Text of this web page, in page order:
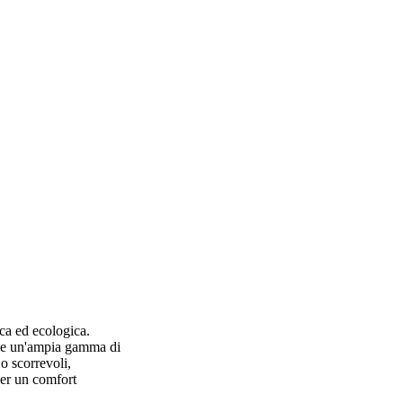
ed ecologica.
un'ampia gamma di
scorrevoli,
un comfort